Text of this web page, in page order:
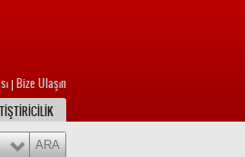
Bize Ulaşın